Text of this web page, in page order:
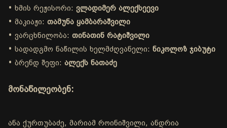
• ხმის რეჟისორი: ვლადიმერ ალექსეევი
• მაკიაჟი: თამუნა ყამბარაშვილი
• ვარცხნილობა: თინათინ რატიშვილი
• სადადგმო ნაწილის ხელმძღვანელი: ნიკოლოზ ჯიბუტი
• ბრენდ შეფი: ალექს ნათაძე
მონაწილეობენ:
ანა ქურთუბაძე, მარიამ როინიშვილი, ანდრია